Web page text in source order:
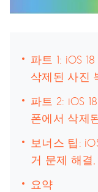
파트 1: iOS
삭제된 사진
파트 2: iOS
폰에서 삭제
보너스 팁:
거 문제 해결
요약